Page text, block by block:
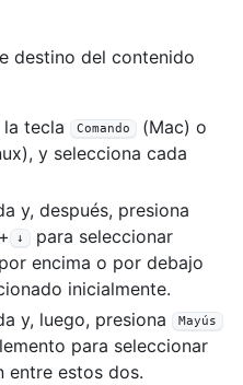
destino del contenido
la tecla
Comando (Mac) o
y selecciona cada
y, después, presiona
+ ↓
para seleccionar
encima o por debajo
inicialmente.
y, luego, presiona
Mayús
para seleccionar
entre estos dos.